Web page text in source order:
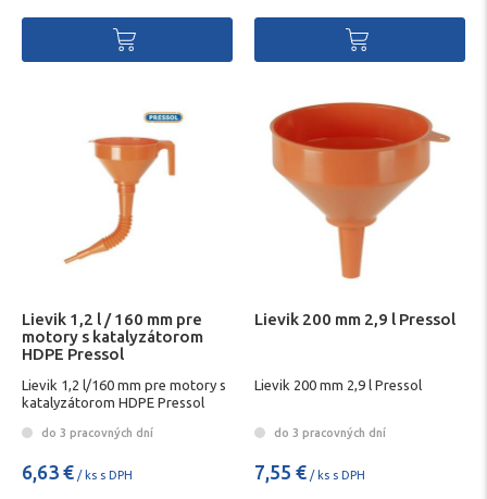
Lievik 1,2 l / 160 mm pre
motory s katalyzátorom
HDPE Pressol
Lievik 1,2 l/160 mm pre motory s
katalyzátorom HDPE Pressol
do 3 pracovných dní
6,63 € / ks s DPH
Lievik 200 mm 2,9 l Pressol
Lievik 200 mm 2,9 l Pressol
do 3 pracovných dní
7,55 € / ks s DPH